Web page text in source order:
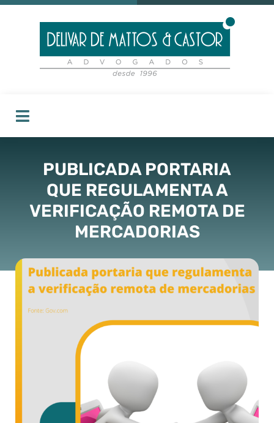
PUBLICADA PORTARIA
QUE REGULAMENTA A
VERIFICAÇÃO REMOTA DE
MERCADORIAS